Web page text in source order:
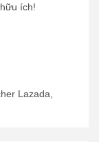
ích!
Lazada,